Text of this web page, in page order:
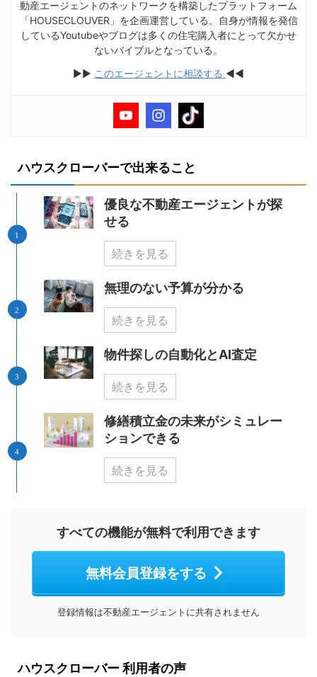
動産エージェントのネットワークを構築したプラットフォーム
「HOUSECLOUVER」を企画運営している。自身が情報を発信
しているYoutubeやブログは多くの住宅購入者にとって欠かせ
ないバイブルとなっている。
▶︎▶︎ このエージェントに相談する ◀︎◀︎
ハウスクローバーで出来ること
優良な不動産エージェントが探
せる
続きを見る
無理のない予算が分かる
続きを見る
物件探しの自動化とAI査定
続きを見る
修繕積立金の未来がシミュレー
ションできる
続きを見る
すべての機能が無料で利用できます
無料会員登録をする
登録情報は不動産エージェントに共有されません
ハウスクローバー 利用者の声